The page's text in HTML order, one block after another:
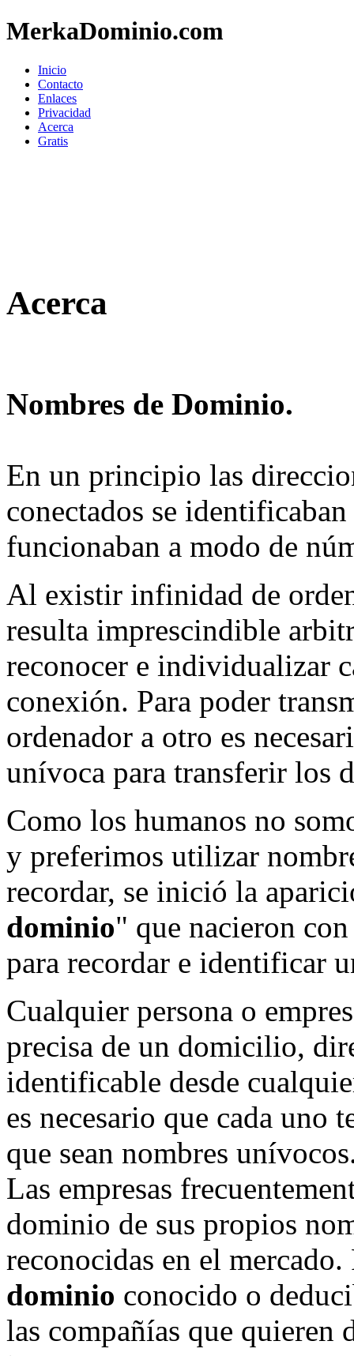
MerkaDominio.com
Inicio
Contacto
Enlaces
Privacidad
Acerca
Gratis
Acerca
Nombres de Dominio.
En un principio las
conectados se
funcionaban a modo de
Al existir infinidad de
resulta imprescindible
reconocer e individualizar
conexión. Para poder
ordenador a otro es
unívoca para transferir los
Como los humanos no
y preferimos utilizar
recordar, se inició la
dominio" que nacieron
para recordar e identificar
Cualquier persona o
precisa de un domicilio,
identificable desde
es necesario que cada uno
que sean nombres
Las empresas
dominio de sus propios
reconocidas en el
dominio conocido o
las compañías que quieren